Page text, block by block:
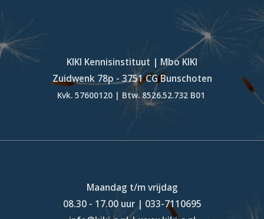
KIKI Kennisinstituut | Mbo KIKI
Zuidwenk 78p - 3751 CG Bunschoten
Kvk. 57600120 | Btw. 8526.52.732 B01
Maandag t/m vrijdag
08.30 - 17.00 uur | 033-7110695